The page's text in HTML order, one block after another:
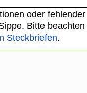
oder
Bitte
Steckbriefen.